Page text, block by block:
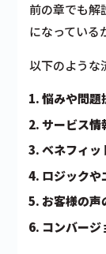
前の章でも解
になっている
以下のような
悩みや問題
サービス情
ベネフィッ
ロジックや
お客様の声
コンバー